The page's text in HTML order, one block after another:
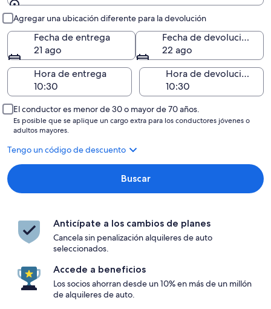
Agregar una ubicación diferente para la devolución
Fecha de entrega
21 ago
Fecha de devolución
22 ago
Hora de entrega
Hora de devolución
El conductor es menor de 30 o mayor de 70 años.
Es posible que se aplique un cargo extra para los conductores jóvenes o
adultos mayores.
Tengo un código de descuento
Buscar
Anticípate a los cambios de planes
Cancela sin penalización alquileres de auto
seleccionados.
Accede a beneficios
Los socios ahorran desde un 10% en más de un millón
de alquileres de auto.